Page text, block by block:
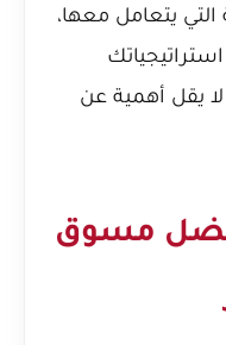
يتعامل معها،
لا يقل أهمية عن
مسوق